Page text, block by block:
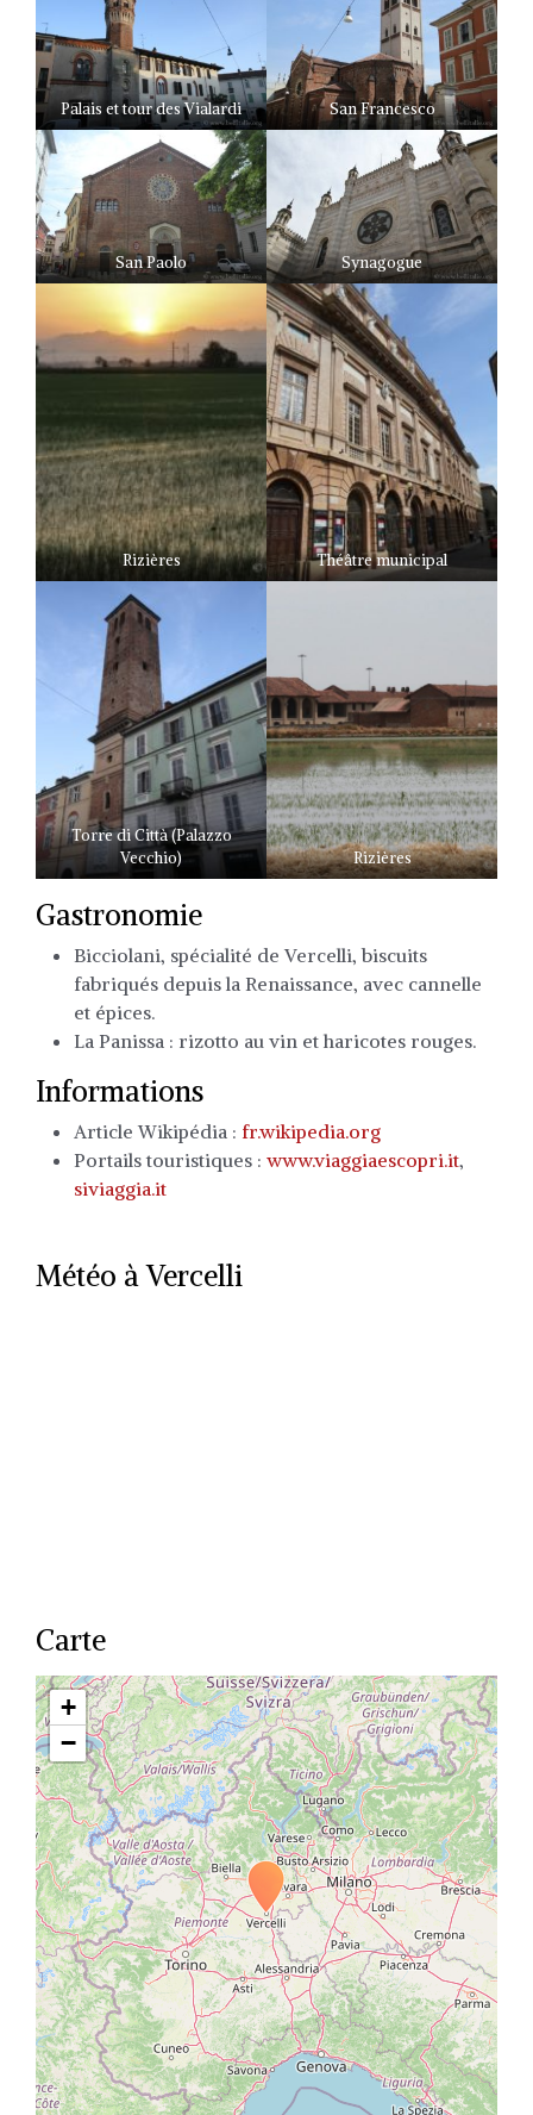
Palais et tour des Vialardi San Francesco
San Paolo Synagogue
Rizières Théâtre municipal
Torre di Città (Palazzo
Vecchio)
Rizières
Gastronomie
Bicciolani, spécialité de Vercelli, biscuits
fabriqués depuis la Renaissance, avec cannelle
et épices.
La Panissa : rizotto au vin et haricotes rouges.
Informations
Article Wikipédia : fr.wikipedia.org
Portails touristiques : www.viaggiaescopri.it,
siviaggia.it
Météo à Vercelli
Carte
Travelers' Map is loading...
If you see this after your page is
loaded completely, leafletJS files
are missing.
+
−